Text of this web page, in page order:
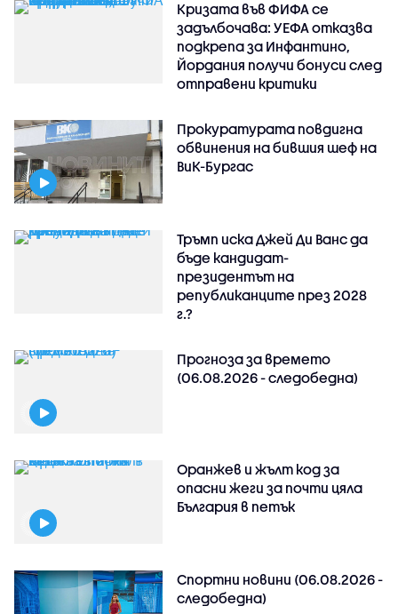
Кризата във ФИФА се
задълбочава: УЕФА отказва
подкрепа за Инфантино,
Йордания получи бонуси след
отправени критики
Прокуратурата повдигна
обвинения на бившия шеф на
ВиК-Бургас
Тръмп иска Джей Ди Ванс да
бъде кандидат-
президентът на
републиканците през 2028
г.?
Прогноза за времето
(06.08.2026 - следобедна)
Оранжев и жълт код за
опасни жеги за почти цяла
България в петък
Спортни новини (06.08.2026 -
следобедна)